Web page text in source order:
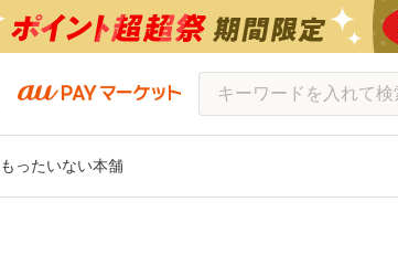
もったいない本舗